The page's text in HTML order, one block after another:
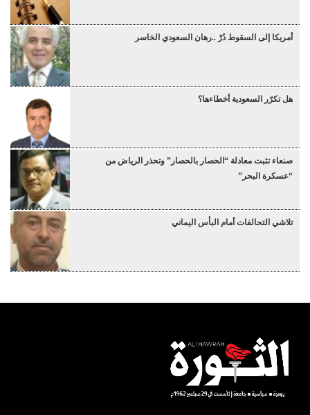
أمريكا إلى السقوط دُرْ ..رهان السعودي الخاسر
هل تكرّر السعودية أخطاءها؟
صنعاء تثبت معادلة “الحصار بالحصار” وتحذر الرياض من
“عسكرة البحر”
تلاشي التحالفات أمام البأس اليماني